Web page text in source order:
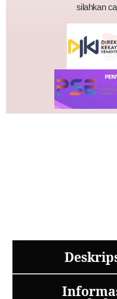
silahkan